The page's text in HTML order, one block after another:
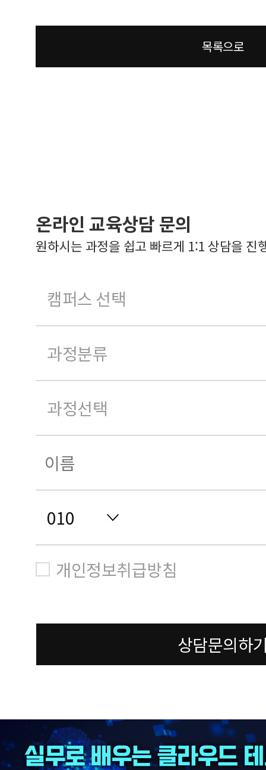
목록으로
온라인 교육상담 문의
원하시는 과정을 쉽고 빠르게 1:1 상담을 진
개인정보취급방침
상담문의하